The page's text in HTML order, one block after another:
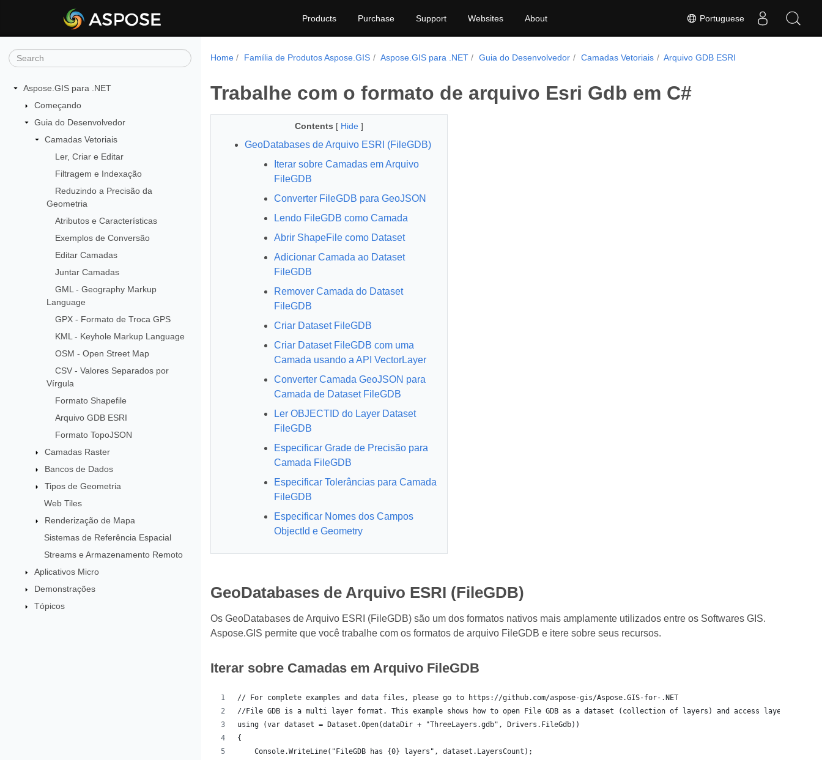
Portuguese
Products Purchase Support Websites About
Aspose.GIS para .NET
Começando
Guia do Desenvolvedor
Camadas Vetoriais
Ler, Criar e Editar
Filtragem e Indexação
Reduzindo a Precisão da
Geometria
Atributos e Características
Exemplos de Conversão
Editar Camadas
Juntar Camadas
GML - Geography Markup
Language
GPX - Formato de Troca GPS
KML - Keyhole Markup Language
OSM - Open Street Map
CSV - Valores Separados por
Vírgula
Formato Shapefile
Arquivo GDB ESRI
Formato TopoJSON
Camadas Raster
Bancos de Dados
Tipos de Geometria
Web Tiles
Renderização de Mapa
Sistemas de Referência Espacial
Streams e Armazenamento Remoto
Aplicativos Micro
Demonstrações
Tópicos
Home Família de Produtos Aspose.GIS Aspose.GIS para .NET Guia do Desenvolvedor Camadas Vetoriais Arquivo GDB ESRI
Trabalhe com o formato de arquivo Esri Gdb em C#
Contents [ Hide ]
GeoDatabases de Arquivo ESRI (FileGDB)
Iterar sobre Camadas em Arquivo
FileGDB
Converter FileGDB para GeoJSON
Lendo FileGDB como Camada
Abrir ShapeFile como Dataset
Adicionar Camada ao Dataset
FileGDB
Remover Camada do Dataset
FileGDB
Criar Dataset FileGDB
Criar Dataset FileGDB com uma
Camada usando a API VectorLayer
Converter Camada GeoJSON para
Camada de Dataset FileGDB
Ler OBJECTID do Layer Dataset
FileGDB
Especificar Grade de Precisão para
Camada FileGDB
Especificar Tolerâncias para Camada
FileGDB
Especificar Nomes dos Campos
ObjectId e Geometry
GeoDatabases de Arquivo ESRI (FileGDB)
Os GeoDatabases de Arquivo ESRI (FileGDB) são um dos formatos nativos mais amplamente utilizados entre os Softwares GIS.
Aspose.GIS permite que você trabalhe com os formatos de arquivo FileGDB e itere sobre seus recursos.
Iterar sobre Camadas em Arquivo FileGDB
// For complete examples and data files, please go to https://github.com/aspose-gis/Aspose.GIS-for-.NET
//File GDB is a multi layer format. This example shows how to open File GDB as a dataset (collection of layers) and access layers in it.
using (var dataset = Dataset.Open(dataDir + "ThreeLayers.gdb", Drivers.FileGdb))
{
    Console.WriteLine("FileGDB has {0} layers", dataset.LayersCount);